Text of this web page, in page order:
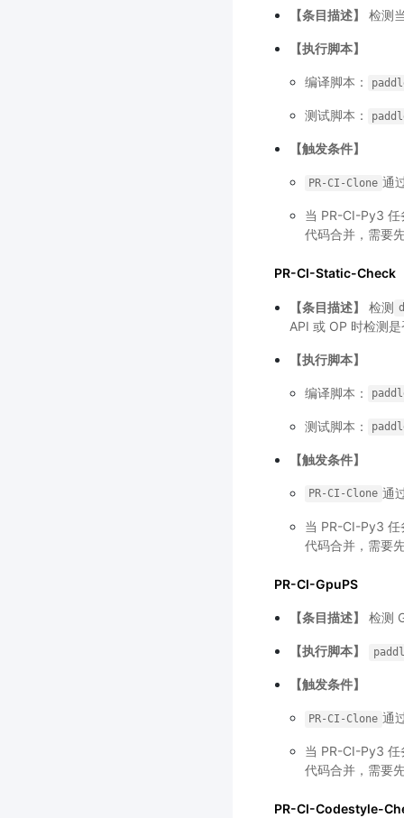
【条目描述】 检测
【执行脚本】
编译脚本：
测试脚本：
【触发条件】
PR-CI-Clone 通
当 PR-CI-Py3 任
代码合并，需要
PR-CI-Static-Check
【条目描述】 检测
API 或 OP 时检测
【执行脚本】
编译脚本：
测试脚本：
【触发条件】
PR-CI-Clone 通
当 PR-CI-Py3 任
代码合并，需要
PR-CI-GpuPS
【条目描述】 检测
【执行脚本】
【触发条件】
PR-CI-Clone 通
当 PR-CI-Py3 任
代码合并，需要
PR-CI-Codestyle-